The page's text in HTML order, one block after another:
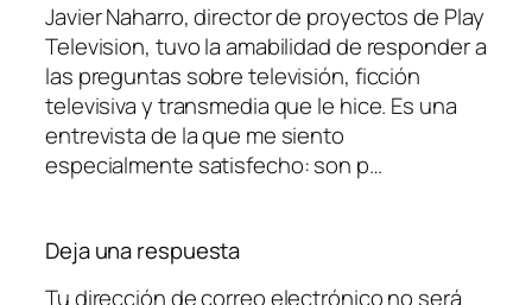
Javier Naharro, director de proyectos de Play
Television, tuvo la amabilidad de responder a
las preguntas sobre televisión, ficción
televisiva y transmedia que le hice. Es una
entrevista de la que me siento
especialmente satisfecho: son p…
Deja una respuesta
Tu dirección de correo electrónico no será